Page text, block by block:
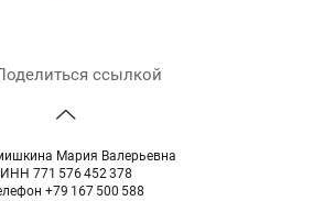
ссылкой
Мария Валерьевна
ИНН 771 576 452 378
+79 167 500 588